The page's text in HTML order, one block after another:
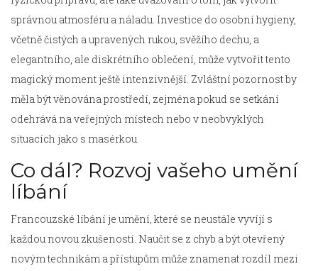
správnou atmosféru a náladu. Investice do osobní hygieny,
včetně čistých a upravených rukou, svěžího dechu, a
elegantního, ale diskrétního oblečení, může vytvořit tento
magický moment ještě intenzivnější. Zvláštní pozornost by
měla být věnována prostředí, zejména pokud se setkání
odehrává na veřejných místech nebo v neobvyklých
situacích jako s masérkou.
Co dál? Rozvoj vašeho umění
líbání
Francouzské líbání je umění, které se neustále vyvíjí s
každou novou zkušeností. Naučit se z chyb a být otevřený
novým technikám a přístupům může znamenat rozdíl mezi